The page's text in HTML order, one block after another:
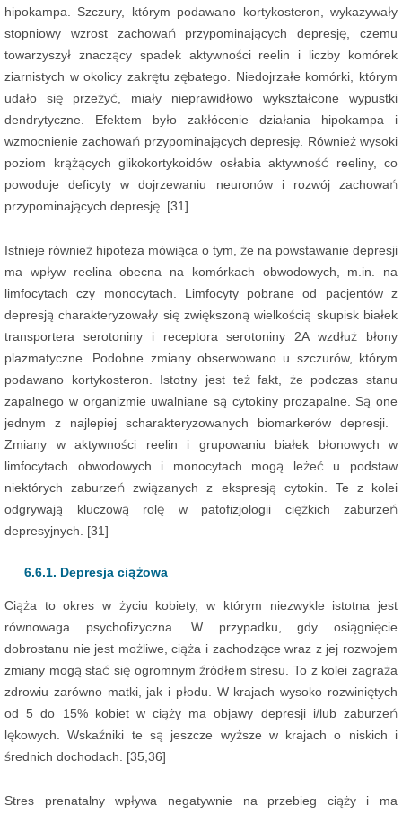
hipokampa. Szczury, którym podawano kortykosteron, wykazywały
stopniowy wzrost zachowań przypominających depresję, czemu
towarzyszył znaczący spadek aktywności reelin i liczby komórek
ziarnistych w okolicy zakrętu zębatego. Niedojrzałe komórki, którym
udało się przeżyć, miały nieprawidłowo wykształcone wypustki
dendrytyczne. Efektem było zakłócenie działania hipokampa i
wzmocnienie zachowań przypominających depresję. Również wysoki
poziom krążących glikokortykoidów osłabia aktywność reeliny, co
powoduje deficyty w dojrzewaniu neuronów i rozwój zachowań
przypominających depresję. [31]
Istnieje również hipoteza mówiąca o tym, że na powstawanie depresji
ma wpływ reelina obecna na komórkach obwodowych, m.in. na
limfocytach czy monocytach. Limfocyty pobrane od pacjentów z
depresją charakteryzowały się zwiększoną wielkością skupisk białek
transportera serotoniny i receptora serotoniny 2A wzdłuż błony
plazmatyczne. Podobne zmiany obserwowano u szczurów, którym
podawano kortykosteron. Istotny jest też fakt, że podczas stanu
zapalnego w organizmie uwalniane są cytokiny prozapalne. Są one
jednym z najlepiej scharakteryzowanych biomarkerów depresji. ​​
Zmiany w aktywności reelin i grupowaniu białek błonowych w
limfocytach obwodowych i monocytach mogą leżeć u podstaw
niektórych zaburzeń związanych z ekspresją cytokin. Te z kolei
odgrywają kluczową rolę w patofizjologii ciężkich zaburzeń
depresyjnych. [31]
6.6.1. Depresja ciążowa
Ciąża to okres w życiu kobiety, w którym niezwykle istotna jest
równowaga psychofizyczna. W przypadku, gdy osiągnięcie
dobrostanu nie jest możliwe, ciąża i zachodzące wraz z jej rozwojem
zmiany mogą stać się ogromnym źródłem stresu. To z kolei zagraża
zdrowiu zarówno matki, jak i płodu. W krajach wysoko rozwiniętych
od 5 do 15% kobiet w ciąży ma objawy depresji i/lub zaburzeń
lękowych. Wskaźniki te są jeszcze wyższe w krajach o niskich i
średnich dochodach. [35,36]
Stres prenatalny wpływa negatywnie na przebieg ciąży i ma